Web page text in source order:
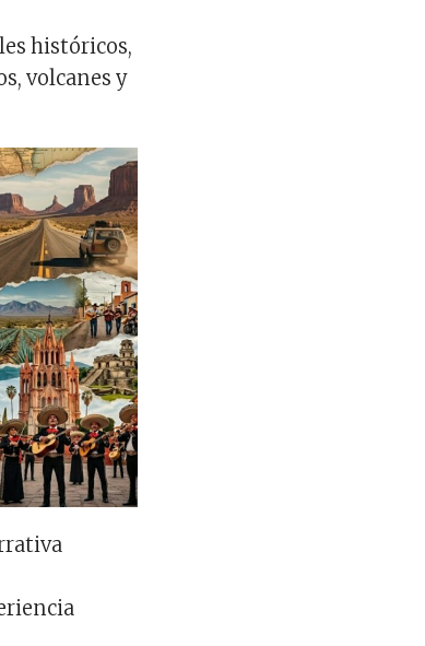
históricos,
volcanes y